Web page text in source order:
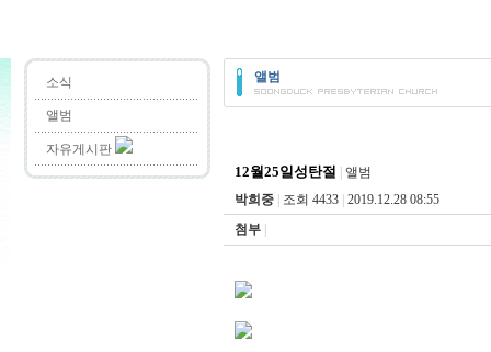
소식
앨범
자유게시판
앨범
12월25일성탄절
앨범
박희중
조회 4433 2019.12.28 08:55
첨부